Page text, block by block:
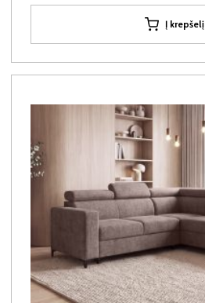
Į krepšelį